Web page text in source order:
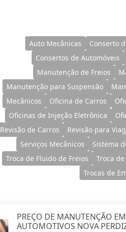
Auto Mecânicas Conserto
Consertos de Automóveis
Manutenção de Freios
Manutenção para Suspensão
Mecânicos
Oficina de Carros
Oficinas de Injeção Eletrônica
Revisão de Carros
Revisão para
Serviços Mecânicos
Sistema
Troca de Fluido de Freios
Troca
Trocas de
PREÇO DE MANUTENÇÃO
AUTOMOTIVOS NOVA